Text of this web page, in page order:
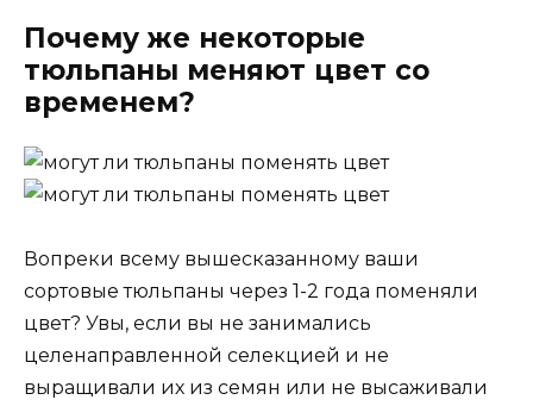
Почему же некоторые
тюльпаны меняют цвет со
временем?
Вопреки всему вышесказанному ваши
сортовые тюльпаны через 1-2 года поменяли
цвет? Увы, если вы не занимались
целенаправленной селекцией и не
выращивали их из семян или не высаживали